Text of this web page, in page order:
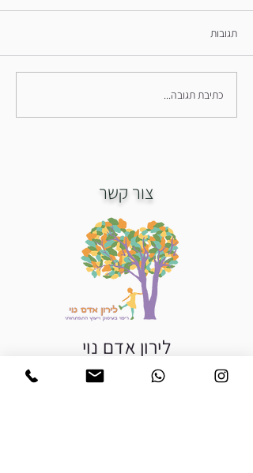
תגובות
כתיבת תגובה...
צור קשר
לירון אדם נוי
מרפאה בעיסוק ויועצת התפתחותית